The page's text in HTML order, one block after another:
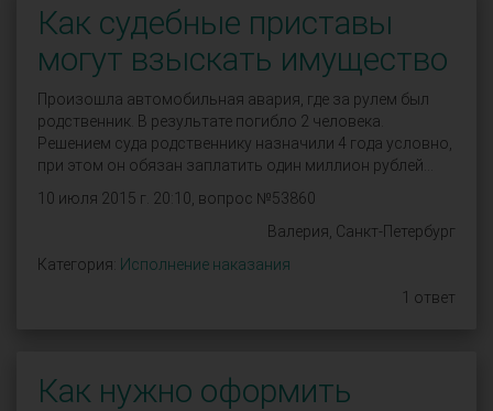
Как судебные приставы
могут взыскать имущество
Произошла автомобильная авария, где за рулем был
родственник. В результате погибло 2 человека.
Решением суда родственнику назначили 4 года условно,
при этом он обязан заплатить один миллион рублей...
10 июля 2015 г. 20:10, вопрос №53860
Валерия, Санкт-Петербург
Категория: Исполнение наказания
1 ответ
Как нужно оформить